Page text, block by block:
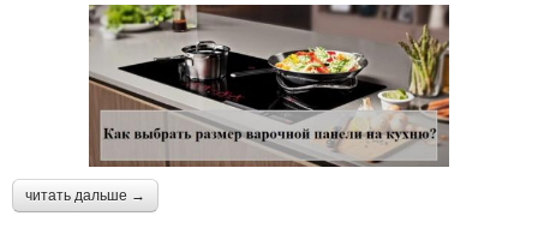
читать дальше →